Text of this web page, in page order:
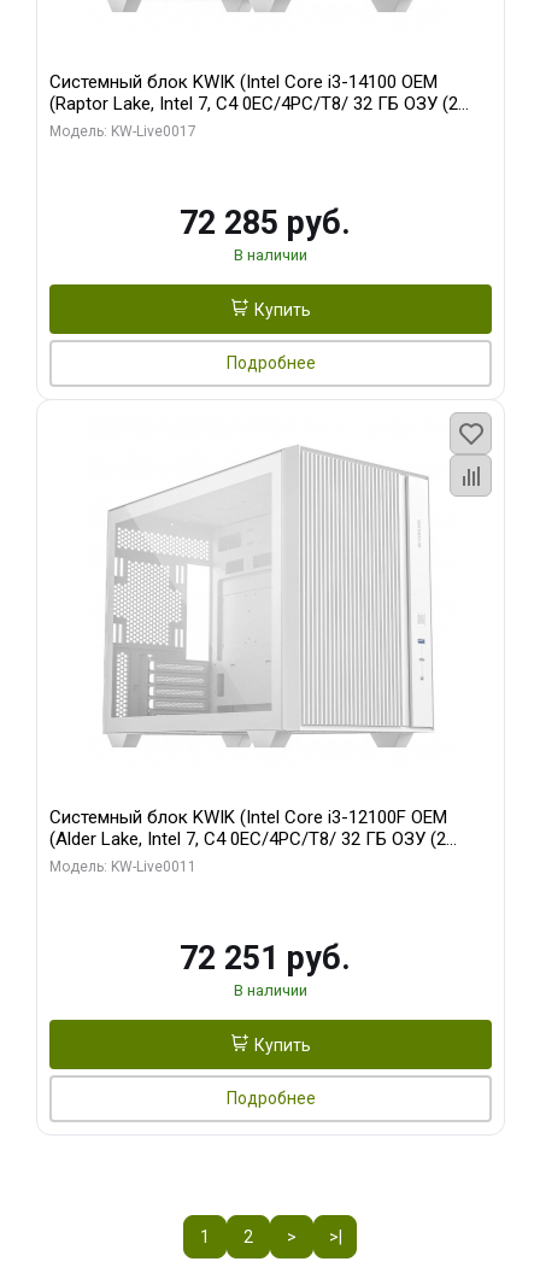
Системный блок KWIK (Intel Core i3-14100 OEM
(Raptor Lake, Intel 7, C4 0EC/4PC/T8/ 32 ГБ ОЗУ (2
модуля)/ Gigabyte Arc A310 WINDFORCE 4GB GDDR6
Модель: KW-Live0017
72 285 руб.
В наличии
Купить
Подробнее
Системный блок KWIK (Intel Core i3-12100F OEM
(Alder Lake, Intel 7, C4 0EC/4PC/T8/ 32 ГБ ОЗУ (2
модуля)/ MSI RTX3050 VENTUS 2X E OC 6GB GDDR6
Модель: KW-Live0011
72 251 руб.
В наличии
Купить
Подробнее
1 2 > >|